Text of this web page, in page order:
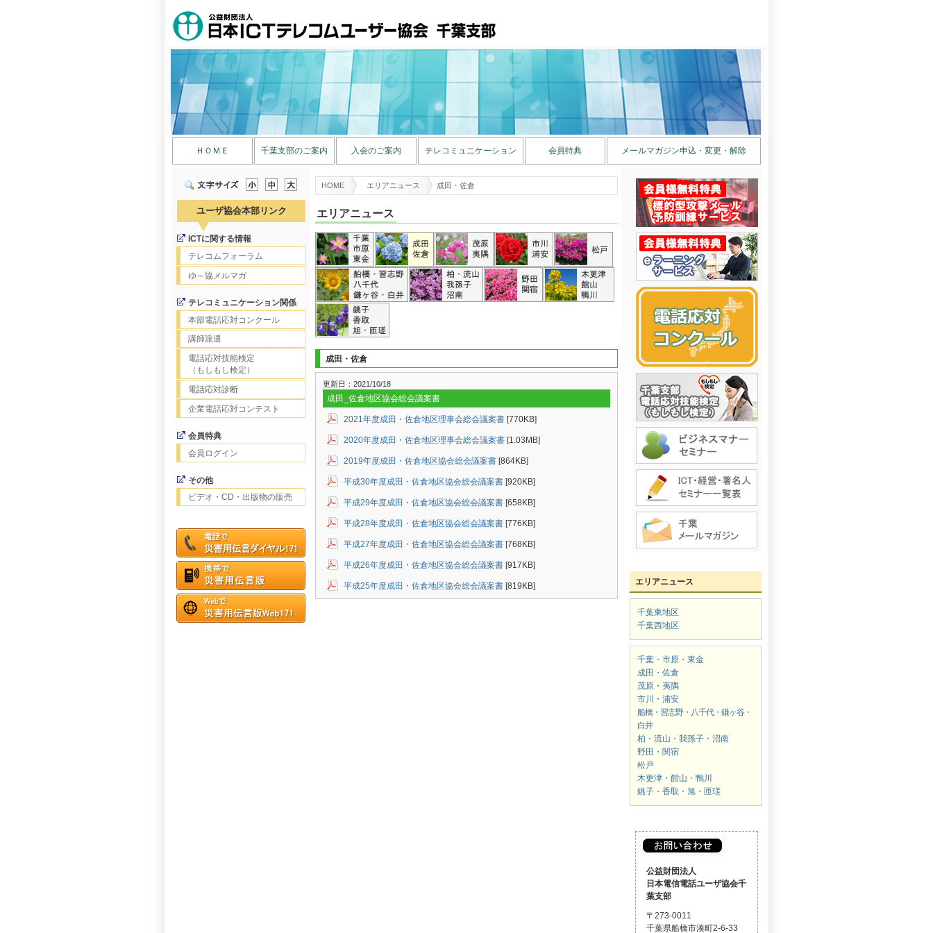
ＨＯＭＥ 千葉支部のご案内 入会のご案内 テレコミュニケーション 会員特典 メールマガジン申込・変更・解除
ユーザ協会本部リンク
ICTに関する情報
テレコムフォーラム
ゆ～協メルマガ
テレコミュニケーション関係
本部電話応対コンクール
講師派遣
電話応対技能検定
（もしもし検定）
電話応対診断
企業電話応対コンテスト
会員特典
会員ログイン
その他
ビデオ・CD・出版物の販売
エリアニュース
千葉東地区
千葉西地区
千葉・市原・東金
成田・佐倉
茂原・夷隅
市川・浦安
船橋・習志野・八千代・鎌ヶ谷・
白井
柏・流山・我孫子・沼南
野田・関宿
松戸
木更津・館山・鴨川
銚子・香取・旭・匝瑳
公益財団法人
日本電信電話ユーザ協会千
葉支部
〒273-0011
千葉県船橋市湊町2-6-33
HOME エリアニュース 成田・佐倉
エリアニュース
成田・佐倉
更新日：2021/10/18
成田_佐倉地区協会総会議案書
2021年度成田・佐倉地区理事会総会議案書 [770KB]
2020年度成田・佐倉地区理事会総会議案書 [1.03MB]
2019年度成田・佐倉地区協会総会議案書 [864KB]
平成30年度成田・佐倉地区協会総会議案書 [920KB]
平成29年度成田・佐倉地区協会総会議案書 [658KB]
平成28年度成田・佐倉地区協会総会議案書 [776KB]
平成27年度成田・佐倉地区協会総会議案書 [768KB]
平成26年度成田・佐倉地区協会総会議案書 [917KB]
平成25年度成田・佐倉地区協会総会議案書 [819KB]